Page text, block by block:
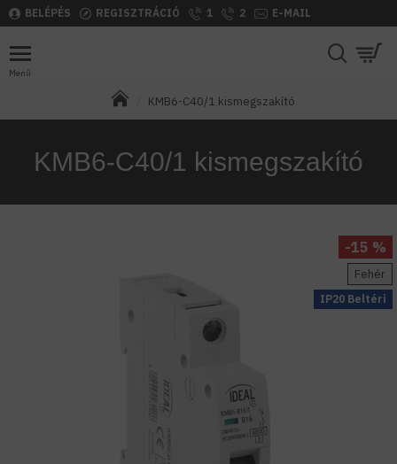
BELÉPÉS REGISZTRÁCIÓ 1 2 E-MAIL
KMB6-C40/1 kismegszakító
KMB6-C40/1 kismegszakító
IP20 Beltéri
Fehér
-15 %